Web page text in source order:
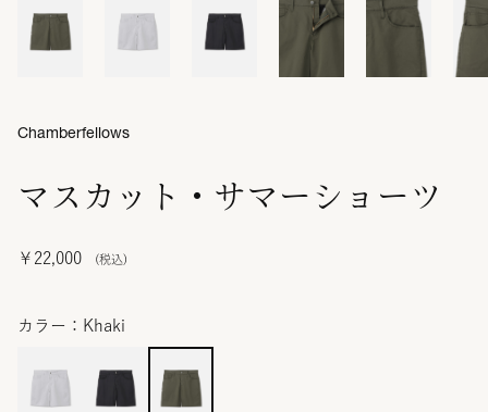
マスカット・サマーショーツ
￥22,000
Chamberfellows
カラー：Khaki